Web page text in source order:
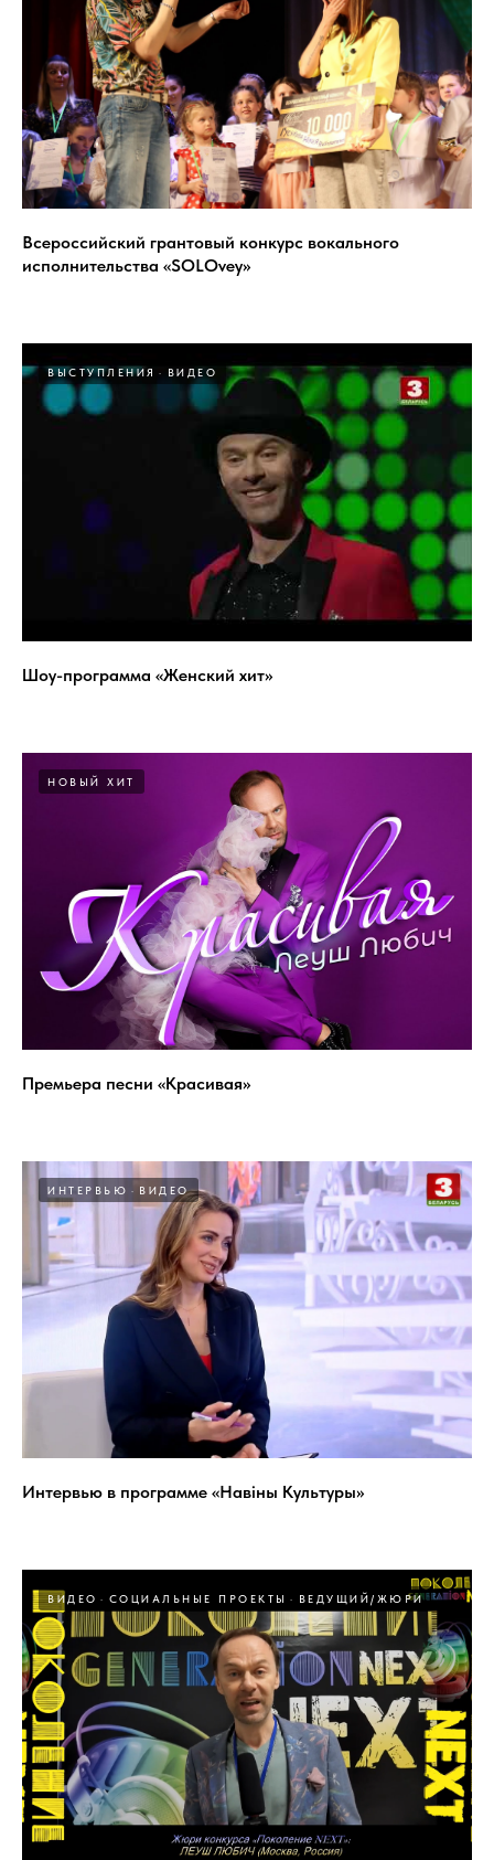
Всероссийский грантовый конкурс вокального
исполнительства «SOLOvey»
ВЫСТУПЛЕНИЯ ВИДЕО
Шоу-программа «Женский хит»
НОВЫЙ ХИТ
Премьера песни «Красивая»
ИНТЕРВЬЮ ВИДЕО
Интервью в программе «Навіны Культуры»
ВИДЕО СОЦИАЛЬНЫЕ ПРОЕКТЫ ВЕДУЩИЙ/ЖЮРИ